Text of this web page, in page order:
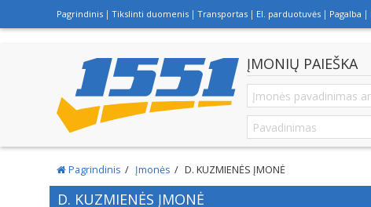
Pagrindinis Tikslinti duomenis Transportas El. parduotuvės Pagalba
ĮMONIŲ PAIEŠKA
Pagrindinis Įmonės D. KUZMIENĖS ĮMONĖ
D. KUZMIENĖS ĮMONĖ